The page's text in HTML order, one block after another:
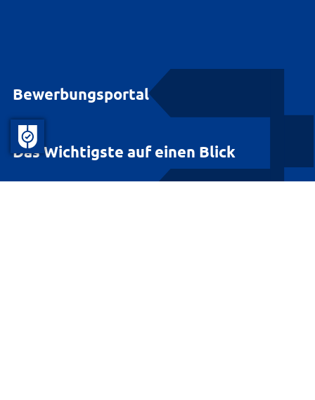
Bewerbungsportal
Das Wichtigste auf einen Blick